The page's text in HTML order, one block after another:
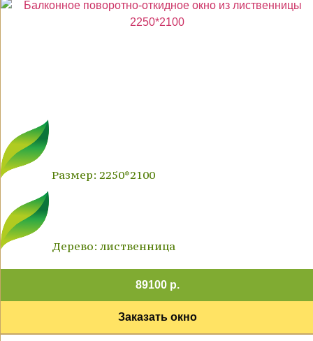
Размер: 2250*2100
Дерево: лиственница
89100 р.
Заказать окно